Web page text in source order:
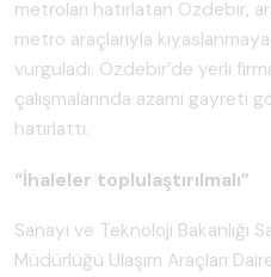
metroları hatırlatan Özdebir,
metro araçlarıyla
vurguladı. Özdebir’de yerli
çalışmalarında azami gayreti
hatırlattı.
“İhaleler toplulaştırılmalı”
Sanayi ve Teknoloji Bakanlığı
Müdürlüğü Ulaşım Araçları